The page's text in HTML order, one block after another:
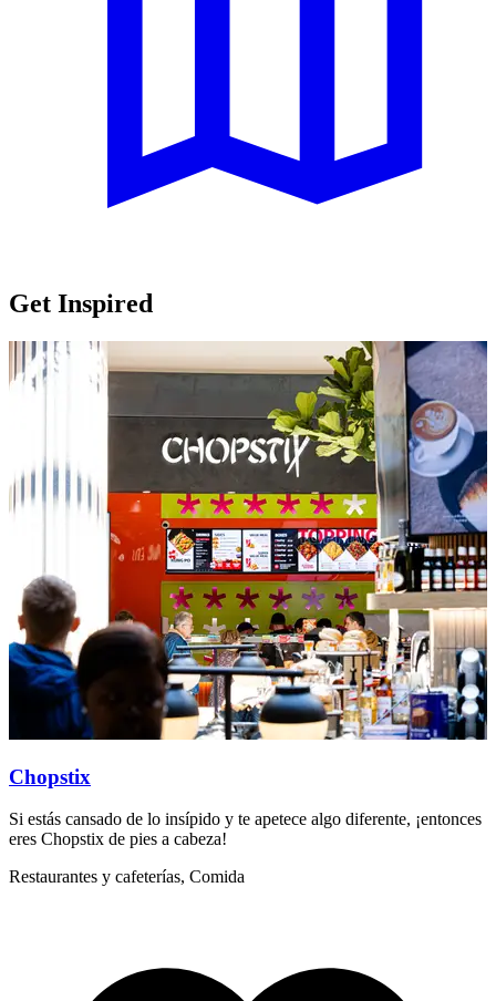
Get Inspired
Chopstix
Si estás cansado de lo insípido y te apetece algo diferente, ¡entonces
eres Chopstix de pies a cabeza!
Restaurantes y cafeterías, Comida